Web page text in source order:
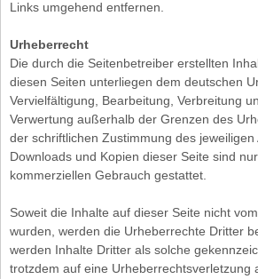
Links umgehend entfernen.
Urheberrecht
Die durch die Seitenbetreiber erstellten
diesen Seiten unterliegen dem deutschen
Vervielfältigung, Bearbeitung, Verbreitung
Verwertung außerhalb der Grenzen des
der schriftlichen Zustimmung des jeweiligen
Downloads und Kopien dieser Seite sind
kommerziellen Gebrauch gestattet.
Soweit die Inhalte auf dieser Seite nicht
wurden, werden die Urheberrechte Dritter
werden Inhalte Dritter als solche
trotzdem auf eine Urheberrechtsverletzung